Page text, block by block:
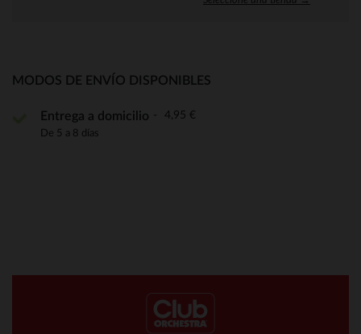
MODOS DE ENVÍO DISPONIBLES
Entrega a domicilio 4,95 €
De 5 a 8 días